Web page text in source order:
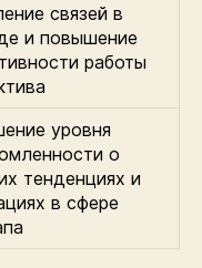
связей в
и повышение
работы
уровня
о
тенденциях и
в сфере